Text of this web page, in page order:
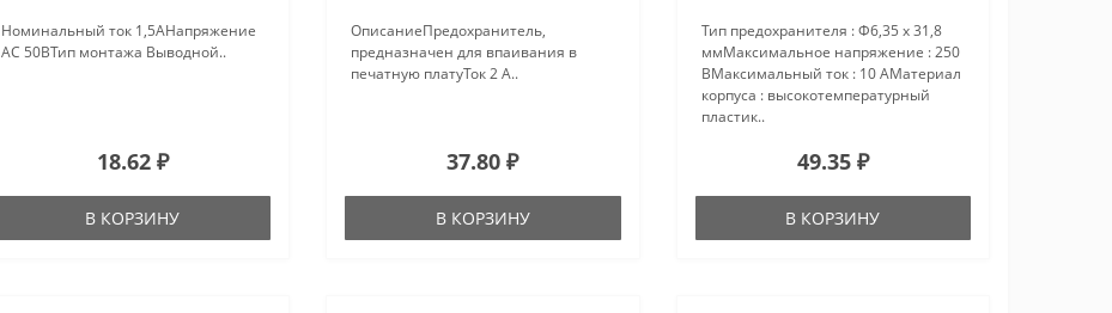
Номинальный ток 1,5АНапряжение
AC 50ВТип монтажа Выводной..
18.62 ₽
В КОРЗИНУ
ОписаниеПредохранитель,
предназначен для впаивания в
печатную платуТок 2 А..
37.80 ₽
В КОРЗИНУ
Тип предохранителя : Ф6,35 х 31,8
ммМаксимальное напряжение : 250
ВМаксимальный ток : 10 АМатериал
корпуса : высокотемпературный
пластик..
49.35 ₽
В КОРЗИНУ